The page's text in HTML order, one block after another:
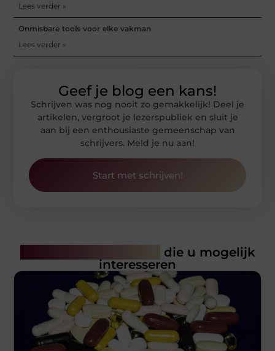
Lees verder »
Onmisbare tools voor elke vakman
Lees verder »
Geef je blog een kans!
Schrijven was nog nooit zo gemakkelijk! Deel je
artikelen, vergroot je lezerspubliek en sluit je
aan bij een enthousiaste gemeenschap van
schrijvers. Meld je nu aan!
Start met schrijven!
die u mogelijk
interesseren